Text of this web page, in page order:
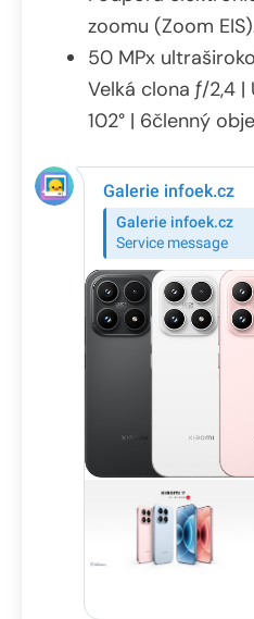
zoomu (Zoom
50 MPx
Velká clona ƒ/2,4
102° | 6členný